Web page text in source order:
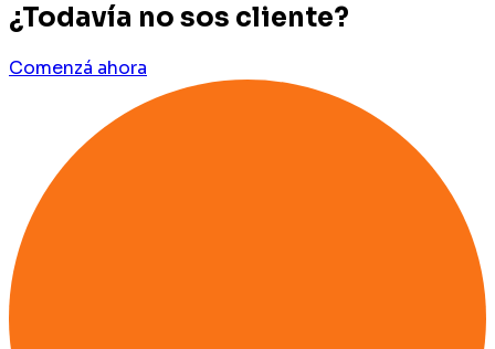
¿Todavía no sos cliente?
Comenzá ahora